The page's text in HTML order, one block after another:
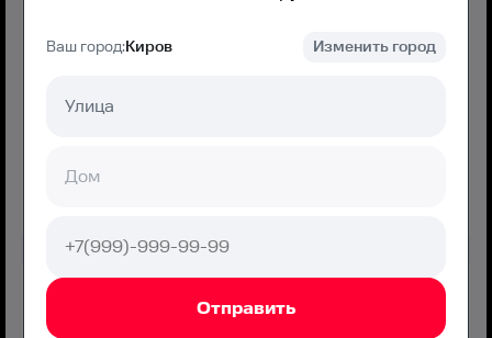
Ваш город:Киров Изменить город